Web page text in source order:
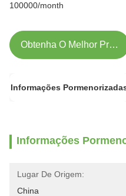
100000/month
Obtenha O Melhor Preço
Informações
Informações
Lugar De Origem:
China